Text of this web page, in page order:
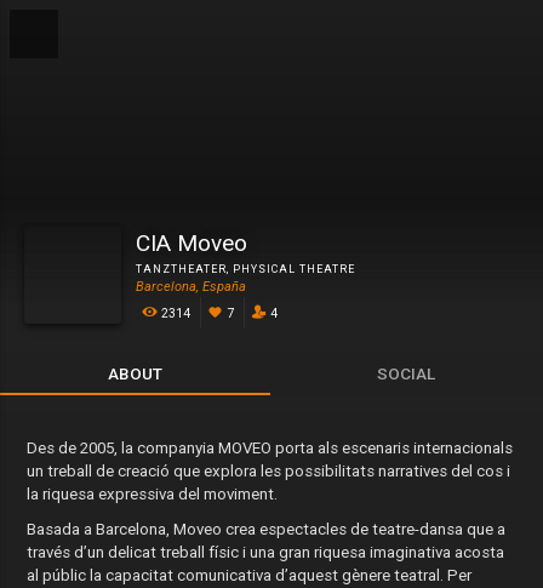
CIA Moveo
TANZTHEATER, PHYSICAL THEATRE
Barcelona, España
2314
7 4
ABOUT SOCIAL
Des de 2005, la companyia MOVEO porta als escenaris internacionals
un treball de creació que explora les possibilitats narratives del cos i
la riquesa expressiva del moviment.
Basada a Barcelona, Moveo crea espectacles de teatre-dansa que a
través d’un delicat treball físic i una gran riquesa imaginativa acosta
al públic la capacitat comunicativa d’aquest gènere teatral. Per